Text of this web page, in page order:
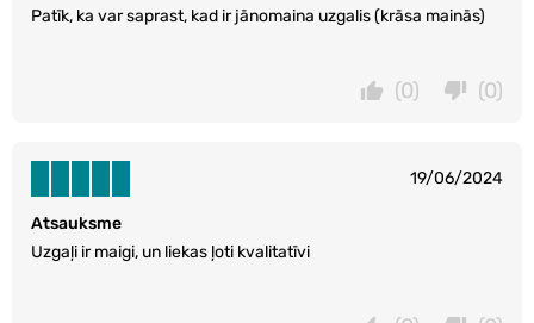
Patīk, ka var saprast, kad ir jānomaina uzgalis (krāsa mainās)
(0)
(0)
19/06/2024
Atsauksme
Uzgaļi ir maigi, un liekas ļoti kvalitatīvi